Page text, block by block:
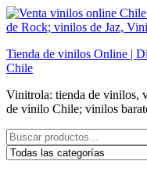
Saltar
al
Tienda de vinilos Online |
Chile
Vinitrola: tienda de vinilos,
de vinilo Chile; vinilos